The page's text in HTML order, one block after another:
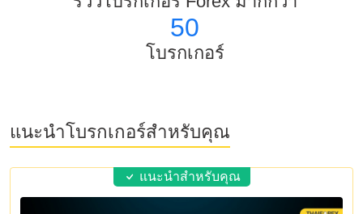
50
โบรกเกอร์
แนะนำโบรกเกอร์สำหรับคุณ
แนะนำสำหรับคุณ